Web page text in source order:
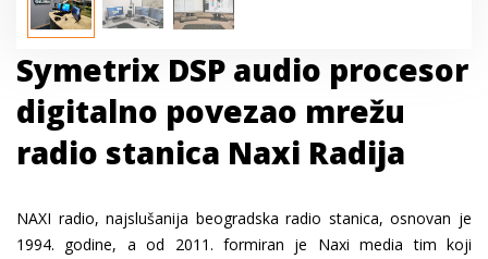
Symetrix DSP audio procesor
digitalno povezao mrežu
radio stanica Naxi Radija
NAXI radio, najslušanija beogradska radio stanica, osnovan je
1994. godine, a od 2011. formiran je Naxi media tim koji